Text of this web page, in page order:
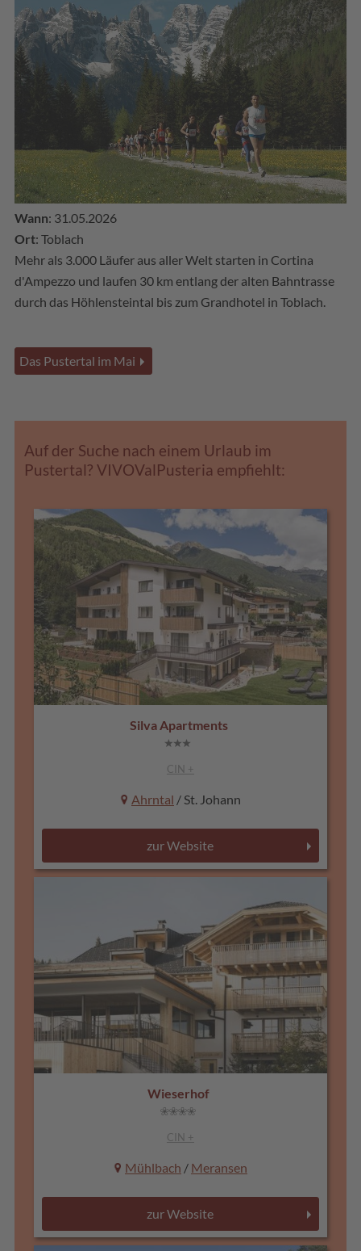
Wann: 31.05.2026
Ort: Toblach
Mehr als 3.000 Läufer aus aller Welt starten in Cortina
d'Ampezzo und laufen 30 km entlang der alten Bahntrasse
durch das Höhlensteintal bis zum Grandhotel in Toblach.
Das Pustertal im Mai
Auf der Suche nach einem Urlaub im
Pustertal? VIVOValPusteria empfiehlt:
Silva Apartments
CIN +
Ahrntal / St. Johann
zur Website
Wieserhof
CIN +
Mühlbach / Meransen
zur Website